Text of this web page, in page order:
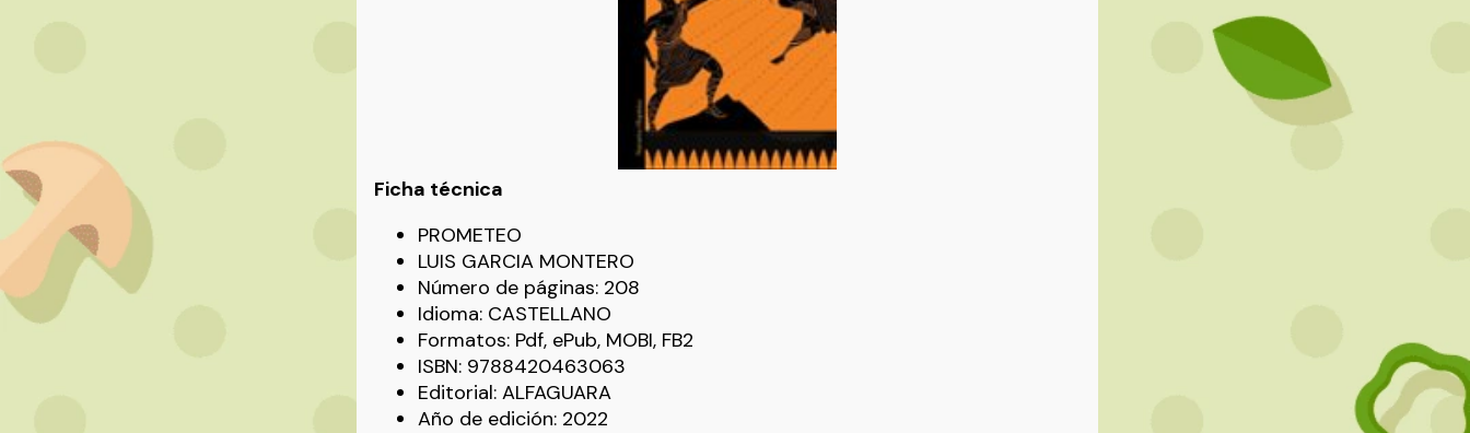
Ficha técnica
PROMETEO
LUIS GARCIA MONTERO
Número de páginas: 208
Idioma: CASTELLANO
Formatos: Pdf, ePub, MOBI, FB2
ISBN: 9788420463063
Editorial: ALFAGUARA
Año de edición: 2022